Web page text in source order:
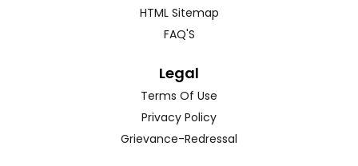
HTML Sitemap
FAQ'S
Legal
Terms Of Use
Privacy Policy
Grievance-Redressal